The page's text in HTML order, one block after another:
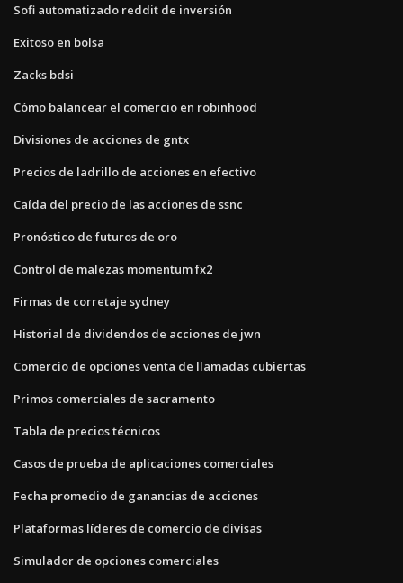
Sofi automatizado reddit de inversión
Exitoso en bolsa
Zacks bdsi
Cómo balancear el comercio en robinhood
Divisiones de acciones de gntx
Precios de ladrillo de acciones en efectivo
Caída del precio de las acciones de ssnc
Pronóstico de futuros de oro
Control de malezas momentum fx2
Firmas de corretaje sydney
Historial de dividendos de acciones de jwn
Comercio de opciones venta de llamadas cubiertas
Primos comerciales de sacramento
Tabla de precios técnicos
Casos de prueba de aplicaciones comerciales
Fecha promedio de ganancias de acciones
Plataformas líderes de comercio de divisas
Simulador de opciones comerciales